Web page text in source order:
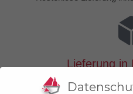
Lieferung in
Lieferung